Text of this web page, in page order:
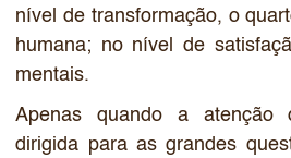
nível de transformação, o
humana; no nível de
mentais.
Apenas quando a
dirigida para as grandes